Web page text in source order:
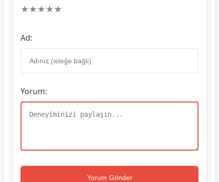
★
★
★
★
★
Ad:
Yorum:
Yorum Gönder